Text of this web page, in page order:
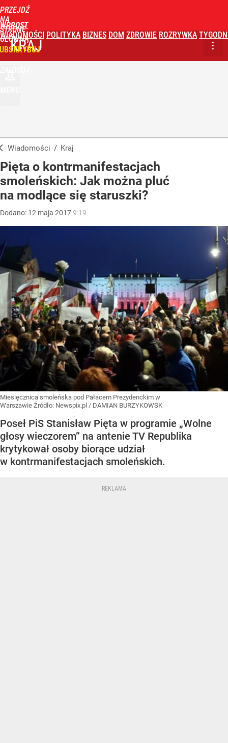
PRZEJDŹ
NA
STRONĘ
GŁÓWNĄ
WPROST
WIADOMOŚCI POLITYKA BIZNES DOM ZDROWIE ROZRYWKA
KRAJ
Wiadomości / Kraj
Pięta o kontrmanifestacjach
smoleńskich: Jak można pluć
na modlące się staruszki?
Dodano: 12 maja 20179:19
Miesięcznica smoleńska pod Pałacem Prezydenckim w
Warszawie Źródło: Newspix.pl / DAMIAN BURZYKOWSK
Poseł PiS Stanisław Pięta w programie „Wolne
głosy wieczorem” na antenie TV Republika
krytykował osoby biorące udział
w kontrmanifestacjach smoleńskich.